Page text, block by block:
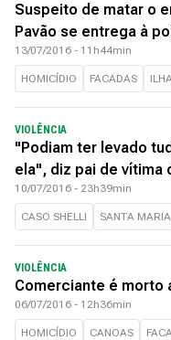
Suspeito de matar o
Pavão se entrega à
13/07/2016 - 11h44min
HOMICÍDIO FACADAS
VIOLÊNCIA
"Podiam ter levado
ela", diz pai de vítima
10/07/2016 - 23h39min
CASO SHELLI SANTA MARIA
VIOLÊNCIA
Comerciante é morto
06/07/2016 - 12h36min
HOMICÍDIO CANOAS